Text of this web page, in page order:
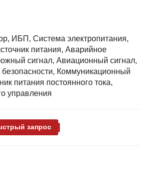
ИБП, Система электропитания,
питания, Аварийное
сигнал, Авиационный сигнал,
Коммуникационный
питания постоянного тока,
управления
запрос